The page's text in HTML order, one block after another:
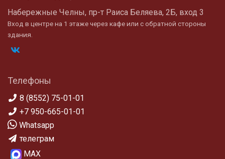
Набережные Челны, пр-т Раиса Беляева, 2Б, вход 3
Вход в центре на 1 этаже через кафе или с обратной стороны
здания.
Телефоны
8 (8552) 75-01-01
+7 950-665-01-01
Whatsapp
телеграм
МАХ